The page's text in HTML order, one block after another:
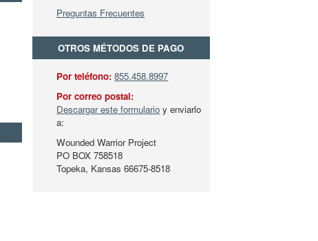
Preguntas Frecuentes
OTROS MÉTODOS DE PAGO
Por teléfono: 855.458.8997
Por correo postal:
Descargar este formulario y enviarlo
a:
Wounded Warrior Project
PO BOX 758518
Topeka, Kansas 66675-8518